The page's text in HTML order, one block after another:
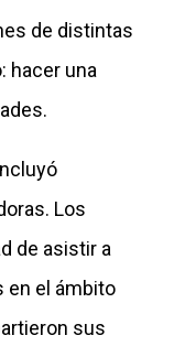
de distintas
hacer una
Los
de asistir a
en el ámbito
sus